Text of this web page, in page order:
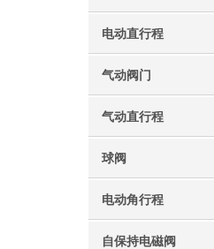
电动直行程
气动阀门
气动直行程
球阀
电动角行程
自保持电磁阀